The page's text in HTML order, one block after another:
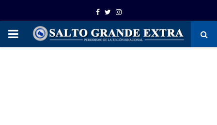
Facebook
TwitterInstagram
PRIMARY